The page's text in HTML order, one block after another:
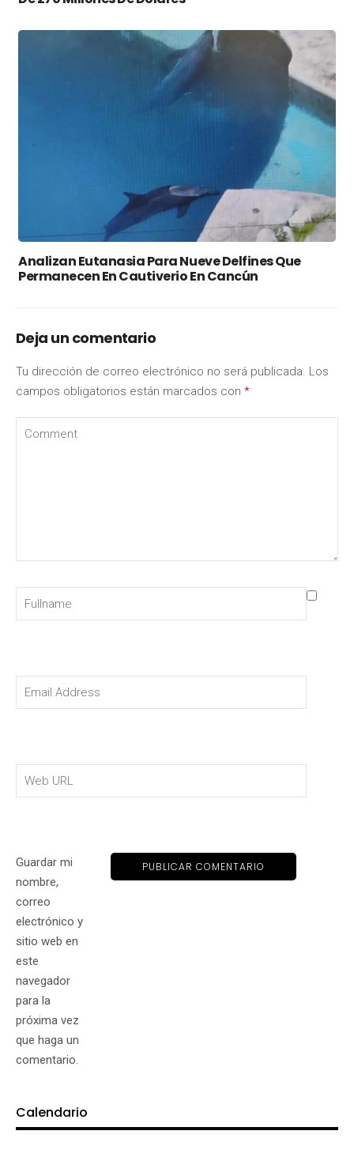
Analizan Eutanasia Para Nueve Delfines Que
Permanecen En Cautiverio En Cancún
Deja un comentario
Tu dirección de correo electrónico no será publicada. Los
campos obligatorios están marcados con *
Guardar mi
nombre,
correo
electrónico y
sitio web en
este
navegador
para la
próxima vez
que haga un
comentario.
Calendario